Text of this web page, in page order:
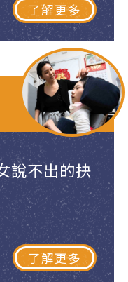
了解更多
說不出的抉
了解更多